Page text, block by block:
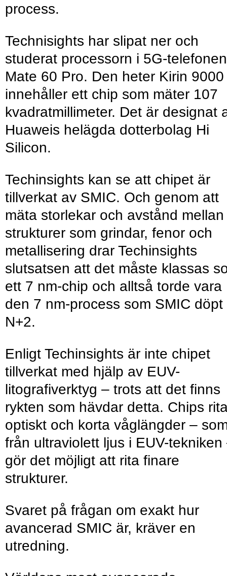
process.
Technisights har slipat ner och
studerat processorn i 5G-telefonen
Mate 60 Pro. Den heter Kirin
innehåller ett chip som mäter 107
kvadratmillimeter. Det är designat
Huaweis helägda dotterbolag Hi
Silicon.
Techinsights kan se att chipet är
tillverkat av SMIC. Och genom att
mäta storlekar och avstånd mellan
strukturer som grindar, fenor och
metallisering drar Techinsights
slutsatsen att det måste klassas
ett 7 nm-chip och alltså torde vara
den 7 nm-process som SMIC döpt
N+2.
Enligt Techinsights är inte chipet
tillverkat med hjälp av EUV-
litografiverktyg – trots att det finns
rykten som hävdar detta. Chips
optiskt och korta våglängder –
från ultraviolett ljus i EUV-tekniken
gör det möjligt att rita finare
strukturer.
Svaret på frågan om exakt hur
avancerad SMIC är, kräver en
utredning.